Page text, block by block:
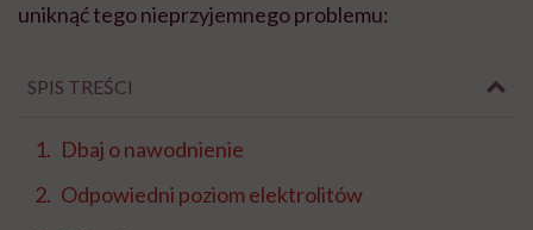
uniknąć tego nieprzyjemnego problemu:
SPIS TREŚCI
Dbaj o nawodnienie
Odpowiedni poziom elektrolitów